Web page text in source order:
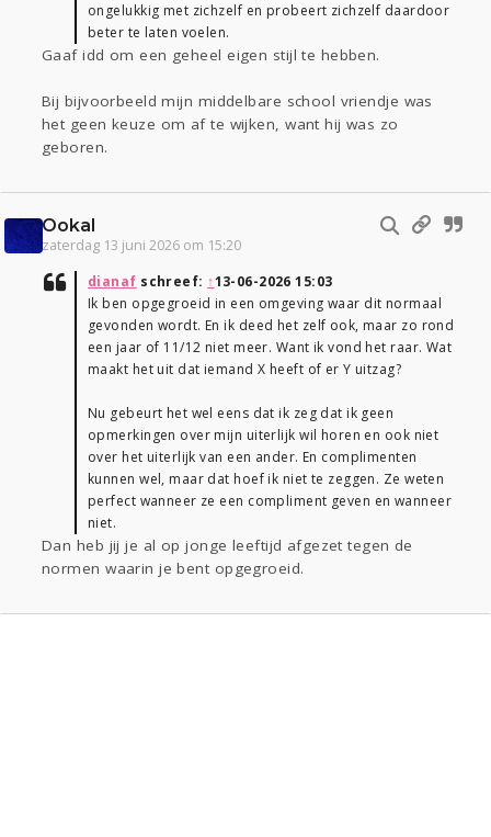
ongelukkig met zichzelf en probeert zichzelf daardoor
beter te laten voelen.
Gaaf idd om een geheel eigen stijl te hebben.
Bij bijvoorbeeld mijn middelbare school vriendje was
het geen keuze om af te wijken, want hij was zo
geboren.
Ookal
zaterdag 13 juni 2026 om 15:20
dianaf schreef: ↑13-06-2026 15:03
Ik ben opgegroeid in een omgeving waar dit normaal
gevonden wordt. En ik deed het zelf ook, maar zo rond
een jaar of 11/12 niet meer. Want ik vond het raar. Wat
maakt het uit dat iemand X heeft of er Y uitzag?
Nu gebeurt het wel eens dat ik zeg dat ik geen
opmerkingen over mijn uiterlijk wil horen en ook niet
over het uiterlijk van een ander. En complimenten
kunnen wel, maar dat hoef ik niet te zeggen. Ze weten
perfect wanneer ze een compliment geven en wanneer
niet.
Dan heb jij je al op jonge leeftijd afgezet tegen de
normen waarin je bent opgegroeid.